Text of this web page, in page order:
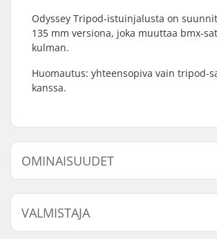
Odyssey Tripod-istuinjalusta on
135 mm versiona, joka muuttaa bmx-
kulman.
Huomautus: yhteensopiva vain tripod-
kanssa.
OMINAISUUDET
Istuin:
Tripod
Satulatolpan pituus:
BMX Satulatolpan
25.4mm
VALMISTAJA